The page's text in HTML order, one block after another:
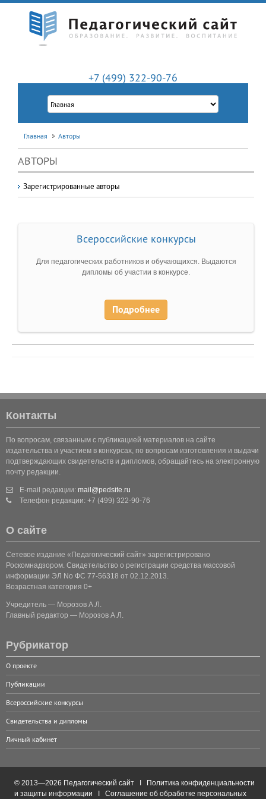
+7 (499) 322-90-76
Главная Авторы
АВТОРЫ
Зарегистрированные авторы
Всероссийские конкурсы
Для педагогических работников и обучающихся. Выдаются
дипломы об участии в конкурсе.
Подробнее
Контакты
По вопросам, связанным с публикацией материалов на сайте
издательства и участием в конкурсах, по вопросам изготовления и выдачи
подтверждающих свидетельств и дипломов, обращайтесь на электронную
почту редакции.
E-mail редакции: mail@pedsite.ru
Телефон редакции: +7 (499) 322-90-76
О сайте
Сетевое издание «Педагогический сайт» зарегистрировано
Роскомнадзором. Свидетельство о регистрации средства массовой
информации ЭЛ No ФС 77-56318 от 02.12.2013.
Возрастная категория 0+
Учредитель — Морозов А.Л.
Главный редактор — Морозов А.Л.
Рубрикатор
О проекте
Публикации
Всероссийские конкурсы
Свидетельства и дипломы
Личный кабинет
© 2013—2026 Педагогический сайт I
Политика конфиденциальности
и защиты информации
Соглашение об обработке персональных